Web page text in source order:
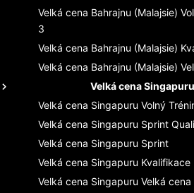
Velká cena Bahrajnu (Malajsie)
3
Velká cena Bahrajnu (Malajsie)
Velká cena Bahrajnu (Malajsie)
Velká cena Singapuru
Velká cena Singapuru Volný
Velká cena Singapuru Sprint
Velká cena Singapuru Sprint
Velká cena Singapuru Kvalifikace
Velká cena Singapuru Velká cena